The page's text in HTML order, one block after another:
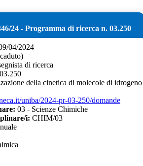
/24 - Programma di ricerca n. 03.250
04/2024
di ricerca
03.250
della cinetica di molecole di idrogeno
uniba/2024-pr-03-250/domande
03 - Scienze Chimiche
i: CHIM/03